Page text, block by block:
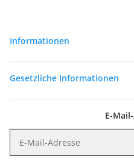
Informationen
Gesetzliche Informationen
E-